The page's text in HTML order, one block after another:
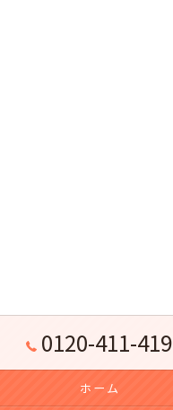
0120-411-419
ホーム